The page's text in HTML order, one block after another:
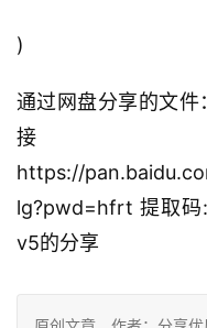
)
通过网盘分享的文
https://
lg?pwd=hfrt 提取
v5的分享